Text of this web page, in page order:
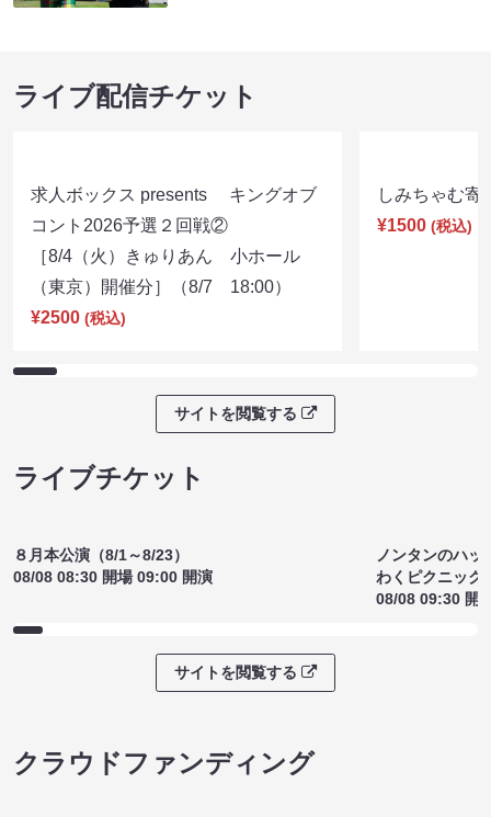
ライブ配信チケット
求人ボックス presents キングオブ
コント2026予選２回戦②
［8/4（火）きゅりあん 小ホール
（東京）開催分］（8/7 18:00）
¥2500 (税込)
しみちゃむ
¥1500 (税込)
サイトを閲覧する
ライブチケット
８月本公演（8/1～8/23）
08/08 08:30 開場 09:00 開演
ノンタンのハッ
わくピクニック
08/08 09:30 開
サイトを閲覧する
クラウドファンディング